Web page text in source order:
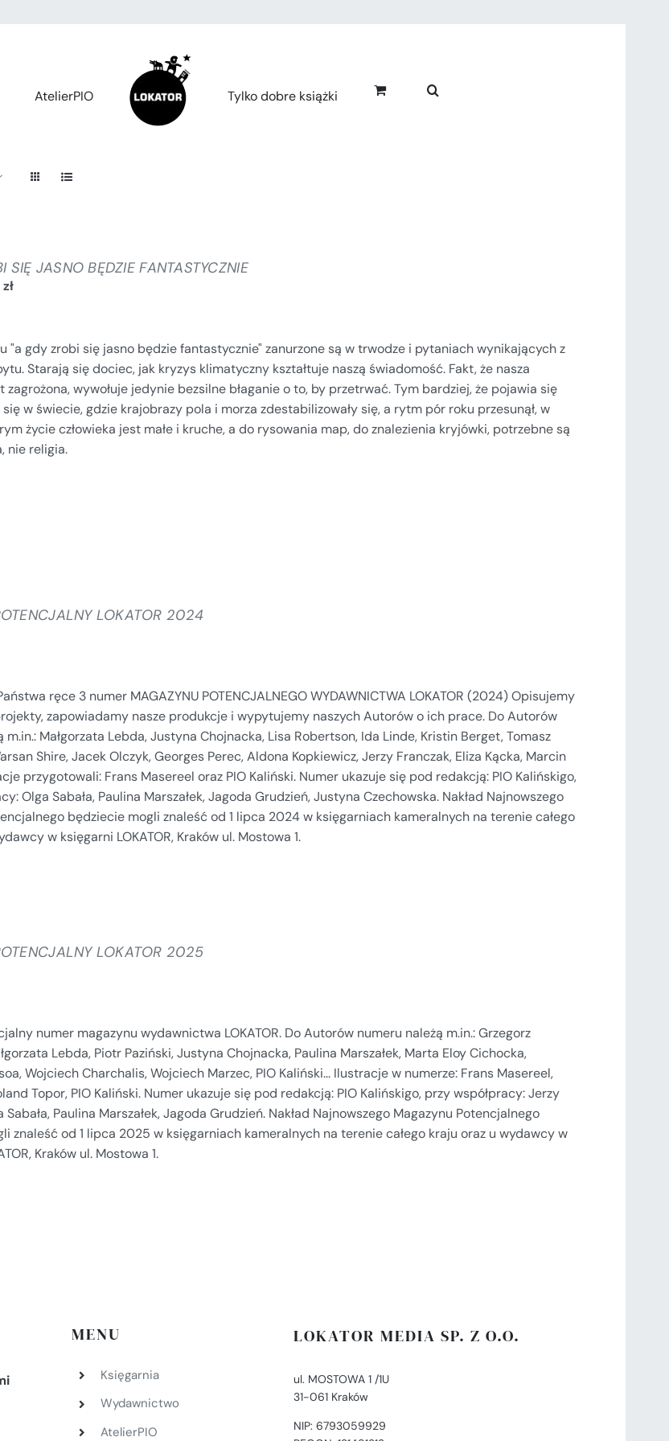
AtelierPIO Tylko dobre książki
SIĘ JASNO BĘDZIE FANTASTYCZNIE
zł
"a gdy zrobi się jasno będzie fantastycznie" zanurzone są w trwodze i pytaniach wynikających z
Starają się dociec, jak kryzys klimatyczny kształtuje naszą świadomość. Fakt, że nasza
zagrożona, wywołuje jedynie bezsilne błaganie o to, by przetrwać. Tym bardziej, że pojawia się
się w świecie, gdzie krajobrazy pola i morza zdestabilizowały się, a rytm pór roku przesunął, w
życie człowieka jest małe i kruche, a do rysowania map, do znalezienia kryjówki, potrzebne są
nie religia.
LOKATOR 2024
ręce 3 numer MAGAZYNU POTENCJALNEGO WYDAWNICTWA LOKATOR (2024) Opisujemy
zapowiadamy nasze produkcje i wypytujemy naszych Autorów o ich prace. Do Autorów
m.in.: Małgorzata Lebda, Justyna Chojnacka, Lisa Robertson, Ida Linde, Kristin Berget, Tomasz
Shire, Jacek Olczyk, Georges Perec, Aldona Kopkiewicz, Jerzy Franczak, Eliza Kącka, Marcin
przygotowali: Frans Masereel oraz PIO Kaliński. Numer ukazuje się pod redakcją: PIO Kalińskigo,
Olga Sabała, Paulina Marszałek, Jagoda Grudzień, Justyna Czechowska. Nakład Najnowszego
będziecie mogli znaleść od 1 lipca 2024 w księgarniach kameralnych na terenie całego
w księgarni LOKATOR, Kraków ul. Mostowa 1.
LOKATOR 2025
numer magazynu wydawnictwa LOKATOR. Do Autorów numeru należą m.in.: Grzegorz
Lebda, Piotr Paziński, Justyna Chojnacka, Paulina Marszałek, Marta Eloy Cichocka,
Wojciech Charchalis, Wojciech Marzec, PIO Kaliński... Ilustracje w numerze: Frans Masereel,
Topor, PIO Kaliński. Numer ukazuje się pod redakcją: PIO Kalińskigo, przy współpracy: Jerzy
Sabała, Paulina Marszałek, Jagoda Grudzień. Nakład Najnowszego Magazynu Potencjalnego
znaleść od 1 lipca 2025 w księgarniach kameralnych na terenie całego kraju oraz u wydawcy w
Kraków ul. Mostowa 1.
MENU
Księgarnia
Wydawnictwo
AtelierPIO
LOKATOR MEDIA SP. Z O.O.
ul. MOSTOWA 1 /1U
31-061 Kraków
NIP: 6793059929